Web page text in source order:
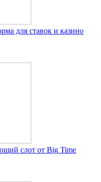
для ставок и казино
слот от Big Time